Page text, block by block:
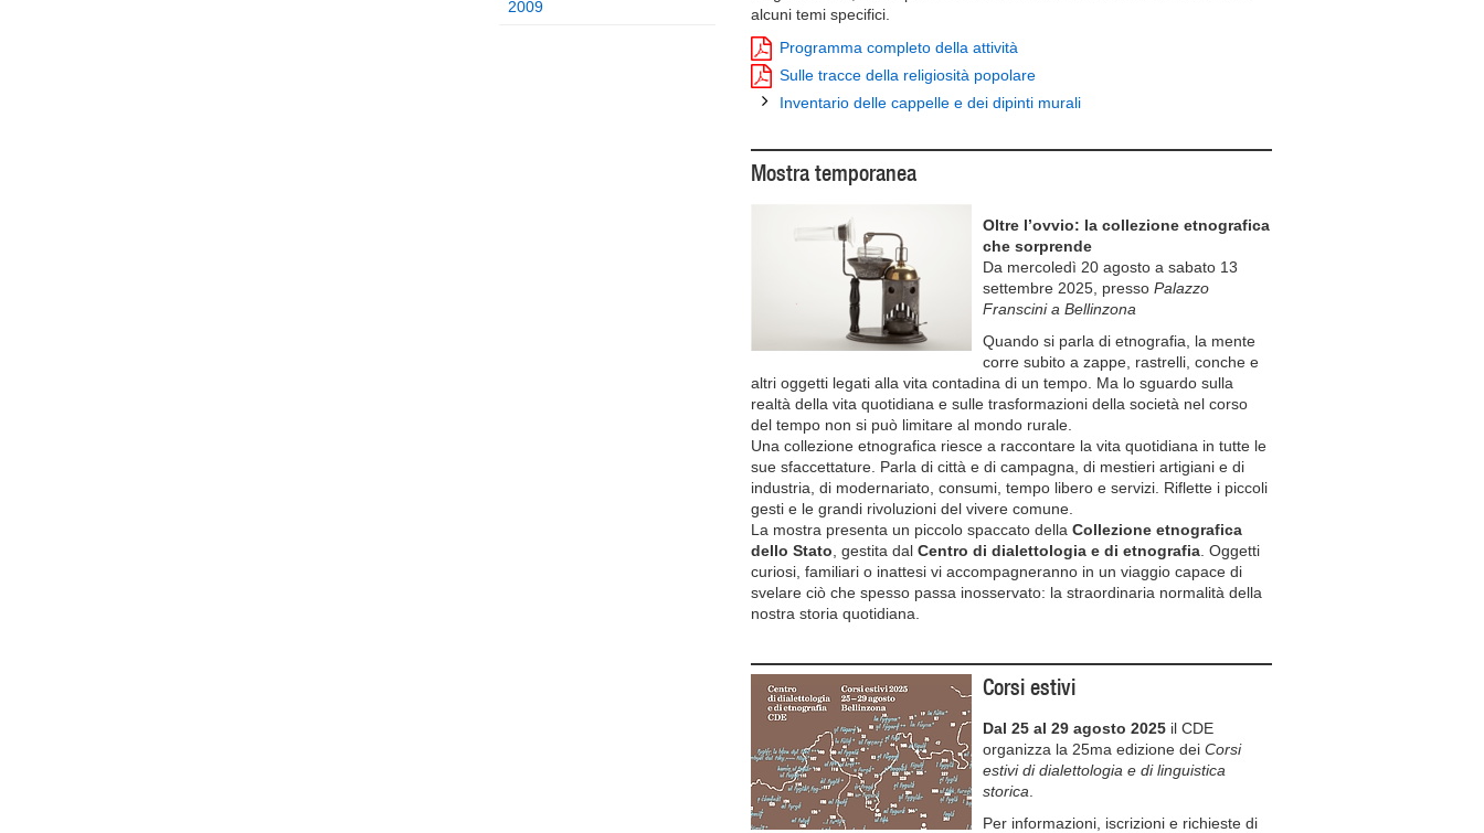
2009
alcuni temi specifici.
Programma completo della attività
Sulle tracce della religiosità popolare
Inventario delle cappelle e dei dipinti murali
Mostra temporanea
Oltre l’ovvio: la collezione etnografica
che sorprende
Da mercoledì 20 agosto a sabato 13
settembre 2025, presso Palazzo
Franscini a Bellinzona
Quando si parla di etnografia, la mente
corre subito a zappe, rastrelli, conche e
altri oggetti legati alla vita contadina di un tempo. Ma lo sguardo sulla
realtà della vita quotidiana e sulle trasformazioni della società nel corso
del tempo non si può limitare al mondo rurale.
Una collezione etnografica riesce a raccontare la vita quotidiana in tutte le
sue sfaccettature. Parla di città e di campagna, di mestieri artigiani e di
industria, di modernariato, consumi, tempo libero e servizi. Riflette i piccoli
gesti e le grandi rivoluzioni del vivere comune.
La mostra presenta un piccolo spaccato della Collezione etnografica
dello Stato , gestita dal Centro di dialettologia e di etnografia . Oggetti
curiosi, familiari o inattesi vi accompagneranno in un viaggio capace di
svelare ciò che spesso passa inosservato: la straordinaria normalità della
nostra storia quotidiana.
Corsi estivi
Dal 25 al 29 agosto 2025 il CDE
organizza la 25ma edizione dei Corsi
estivi di dialettologia e di linguistica
storica
Per informazioni, iscrizioni e richieste di